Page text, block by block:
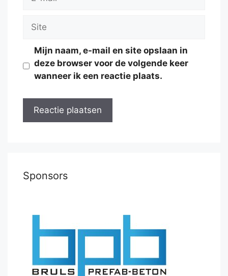
Site
Mijn naam, e-mail en site opslaan in
deze browser voor de volgende keer
wanneer ik een reactie plaats.
Sponsors